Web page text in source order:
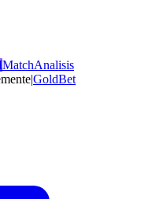
MatchAnalisis
|GoldBet